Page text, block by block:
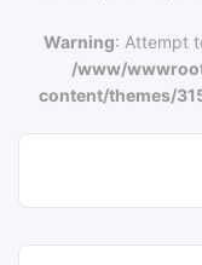
Warning: Attempt
/www/
content/themes/